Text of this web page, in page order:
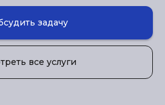
задачу
все услуги